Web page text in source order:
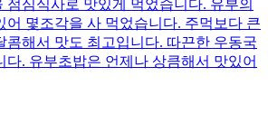
점심식사로 맛있게 먹었습니다. 유부의
어 몇조각을 사 먹었습니다. 주먹보다 큰
콤해서 맛도 최고입니다. 따끈한 우동국
다. 유부초밥은 언제나 상큼해서 맛있어